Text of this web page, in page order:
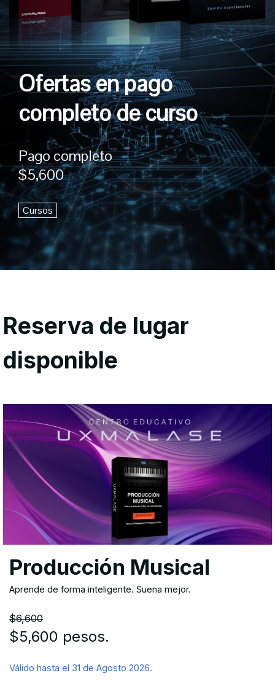
Ofertas en pago
completo de curso
Pago completo
$5,600
Cursos
Reserva de lugar
disponible
Producción Musical
Aprende de forma inteligente. Suena mejor.
$6,600
$5,600 pesos.
Válido hasta el 31 de Agosto 2026.